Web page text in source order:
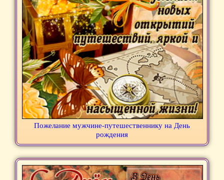
Пожелание мужчине-путешественнику на День
рождения